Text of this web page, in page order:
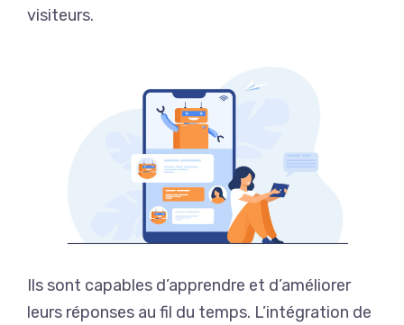
visiteurs.
Ils sont capables d’apprendre et d’améliorer
leurs réponses au fil du temps. L’intégration de